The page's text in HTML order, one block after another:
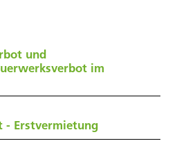
und
im
- Erstvermietung